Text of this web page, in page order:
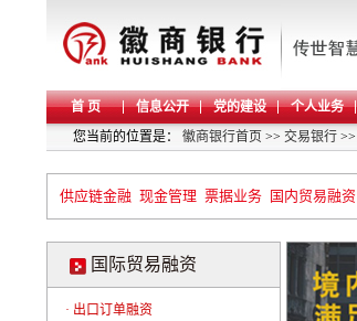
首 页 信息公开 党的建设 个人业务
您当前的位置是： 徽商银行首页 >> 交易银行 >>
供应链金融 现金管理 票据业务 国内贸易融资
国际贸易融资
· 出口订单融资